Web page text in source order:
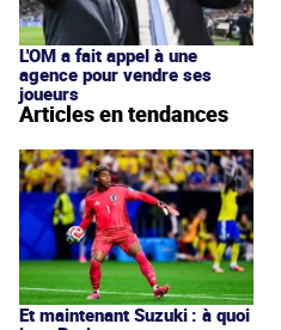
L'OM a fait appel à une
agence pour vendre ses
joueurs
Articles en tendances
Et maintenant Suzuki : à quoi